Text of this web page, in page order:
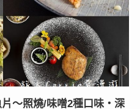
片〜照燒/味噌2種口味‧深